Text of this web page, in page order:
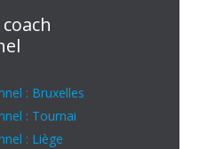
: Bruxelles
: Tournai
: Liège